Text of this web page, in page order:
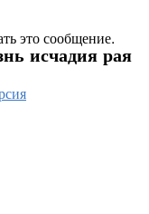
это сообщение.
исчадия рая